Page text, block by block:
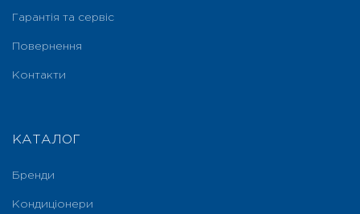
Гарантія та сервіс
Повернення
Контакти
КАТАЛОГ
Бренди
Кондиціонери